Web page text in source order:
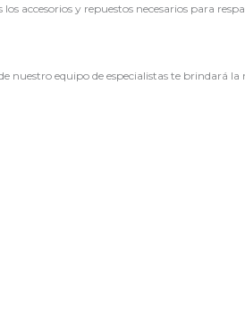
accesorios y repuestos necesarios para
nuestro equipo de especialistas te brindará la